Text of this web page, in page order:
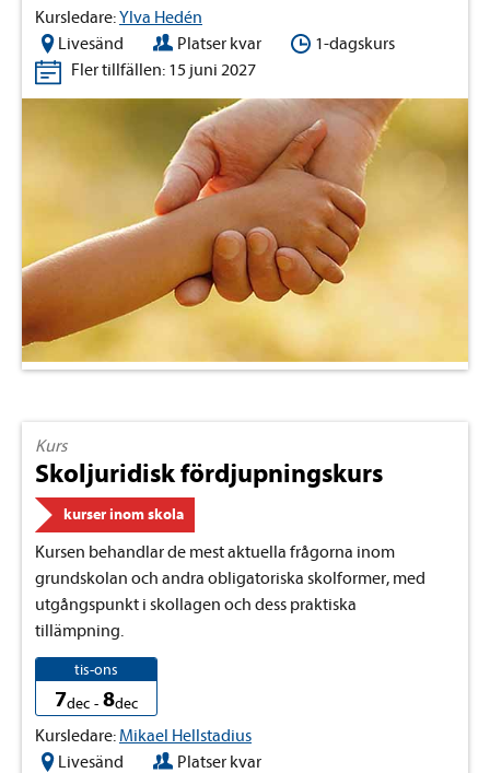
Kursledare:Ylva Hedén
Livesänd
Platser kvar
1-dagskurs
Fler tillfällen: 15 juni 2027
Kurs
Skoljuridisk fördjupningskurs
kurser inom skola
Kursen behandlar de mest aktuella frågorna inom
grundskolan och andra obligatoriska skolformer, med
utgångspunkt i skollagen och dess praktiska
tillämpning.
tis-ons
7dec - 8dec
Kursledare: Mikael Hellstadius
Livesänd
Platser kvar